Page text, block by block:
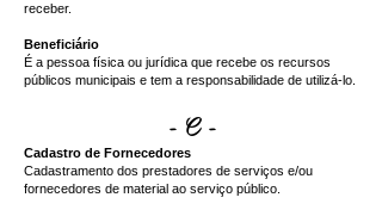
receber.
Beneficiário
É a pessoa física ou jurídica que recebe os recursos
públicos municipais e tem a responsabilidade de utilizá-lo.
- C -
Cadastro de Fornecedores
Cadastramento dos prestadores de serviços e/ou
fornecedores de material ao serviço público.